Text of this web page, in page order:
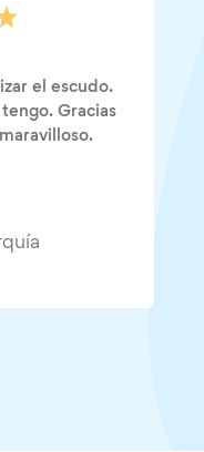
el escudo.
Gracias